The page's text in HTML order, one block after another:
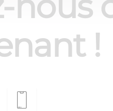
!